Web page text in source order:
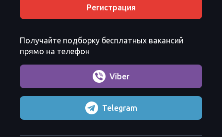
Регистрация
Получайте подборку бесплатных вакансий
прямо на телефон
Viber
Telegram